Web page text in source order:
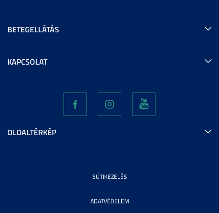
BETEGELLÁTÁS
KAPCSOLAT
OLDALTÉRKÉP
SÜTIKEZELÉS
ADATVÉDELEM